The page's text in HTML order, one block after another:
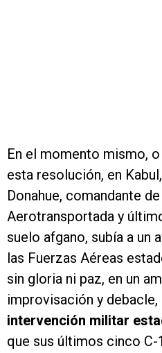
En el momento mismo,
esta resolución, en
Donahue, comandante
Aerotransportada y
suelo afgano, subía a un
las Fuerzas Aéreas
sin gloria ni paz, en un
improvisación y debacle,
intervención militar
que sus últimos cinco C-